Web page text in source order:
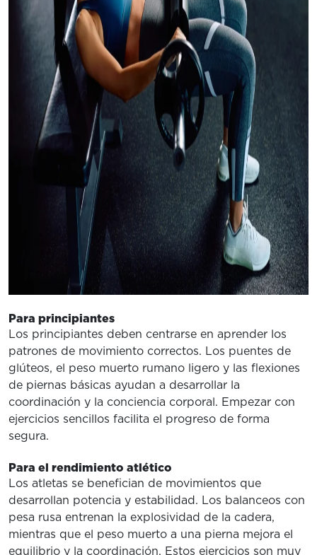
Para principiantes
Los principiantes deben centrarse en aprender los
patrones de movimiento correctos. Los puentes de
glúteos, el peso muerto rumano ligero y las flexiones
de piernas básicas ayudan a desarrollar la
coordinación y la conciencia corporal. Empezar con
ejercicios sencillos facilita el progreso de forma
segura.
Para el rendimiento atlético
Los atletas se benefician de movimientos que
desarrollan potencia y estabilidad. Los balanceos con
pesa rusa entrenan la explosividad de la cadera,
mientras que el peso muerto a una pierna mejora el
equilibrio y la coordinación. Estos ejercicios son muy